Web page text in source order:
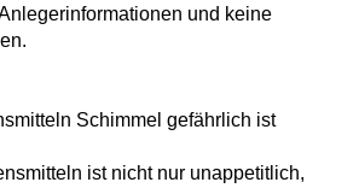
und keine
Schimmel gefährlich ist
ist nicht nur unappetitlich,